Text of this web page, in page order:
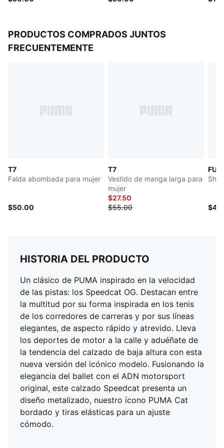
PRODUCTOS COMPRADOS JUNTOS
FRECUENTEMENTE
T7
Falda abombada para mujer
$50.00
T7
Vestido de manga larga para
mujer
$27.50
$55.00
HISTORIA DEL PRODUCTO
Un clásico de PUMA inspirado en la velocidad
de las pistas: los Speedcat OG. Destacan entre
la multitud por su forma inspirada en los tenis
de los corredores de carreras y por sus líneas
elegantes, de aspecto rápido y atrevido. Lleva
los deportes de motor a la calle y aduéñate de
la tendencia del calzado de baja altura con esta
nueva versión del icónico modelo. Fusionando la
elegancia del ballet con el ADN motorsport
original, este calzado Speedcat presenta un
diseño metalizado, nuestro ícono PUMA Cat
bordado y tiras elásticas para un ajuste
cómodo.